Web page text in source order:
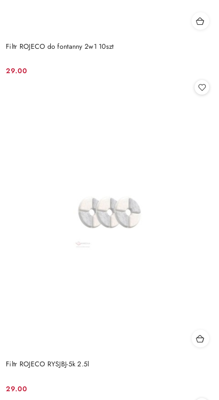
Filtr ROJECO do fontanny 2w1 10szt
Cena:
29.00
Filtr ROJECO RYSJBJ-5k 2.5l
Cena:
29.00